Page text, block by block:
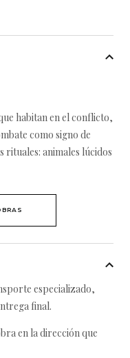
habitan en el conflicto,
como signo de
rituales: animales lúcidos
especializado,
final.
en la dirección que